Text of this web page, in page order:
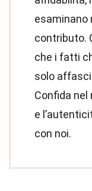
esaminano
contributo.
che i fatti
solo
Confida nel
e
con noi.